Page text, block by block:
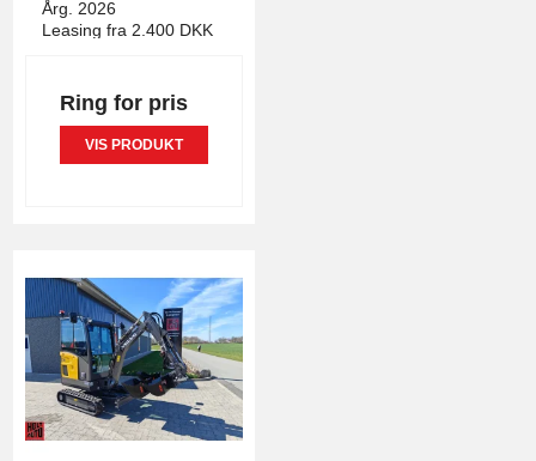
Årg. 2026
Leasing fra 2.400 DKK
Ring for pris
VIS PRODUKT